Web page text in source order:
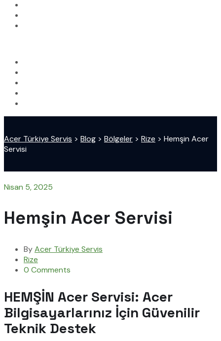
Acer Türkiye Servis > Blog > Bölgeler > Rize > Hemşin Acer
Servisi
Nisan 5, 2025
Hemşin Acer Servisi
ByAcer Türkiye Servis
Rize
0 Comments
HEMŞİN Acer Servisi: Acer
Bilgisayarlarınız İçin Güvenilir
Teknik Destek